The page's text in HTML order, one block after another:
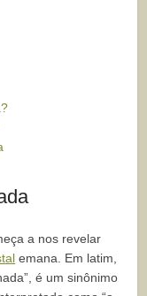
a nos revelar
emana. Em latim,
é um sinônimo